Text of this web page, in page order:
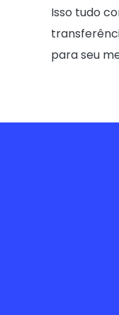
Isso tudo
para seu